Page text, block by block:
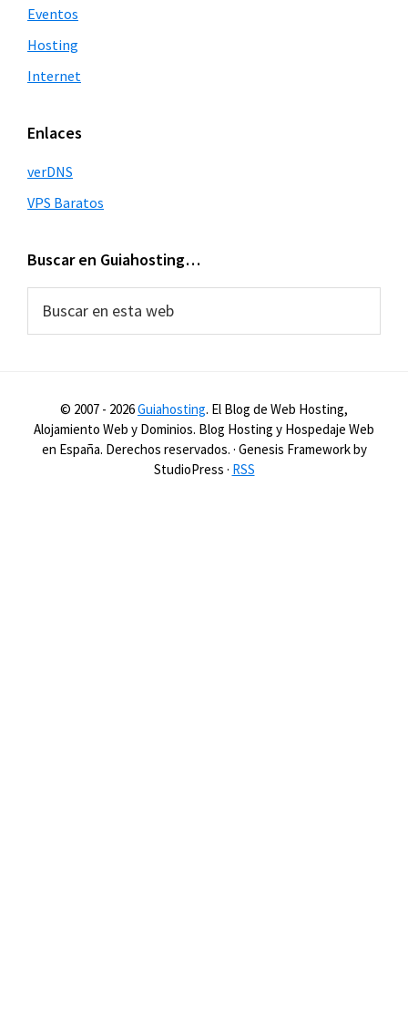
Eventos
Hosting
Internet
Enlaces
verDNS
VPS Baratos
Buscar en Guiahosting…
esta
© 2007 - 2026Guiahosting. El Blog de Web Hosting,
Alojamiento Web y Dominios. Blog Hosting y Hospedaje Web
en España. Derechos reservados. · Genesis Framework by
StudioPress · RSS